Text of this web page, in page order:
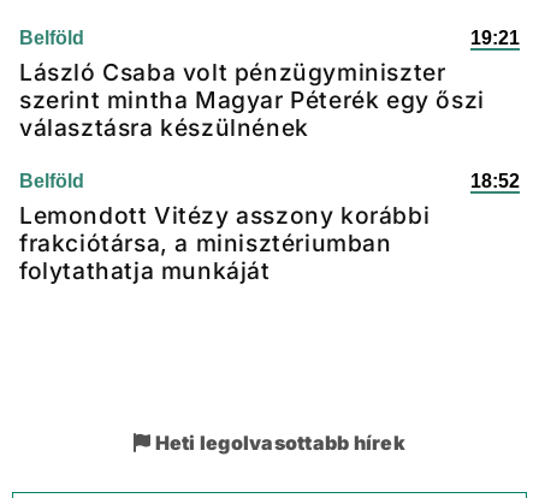
Belföld 19:21
László Csaba volt pénzügyminiszter
szerint mintha Magyar Péterék egy őszi
választásra készülnének
Belföld 18:52
Lemondott Vitézy asszony korábbi
frakciótársa, a minisztériumban
folytathatja munkáját
Heti legolvasottabb hírek